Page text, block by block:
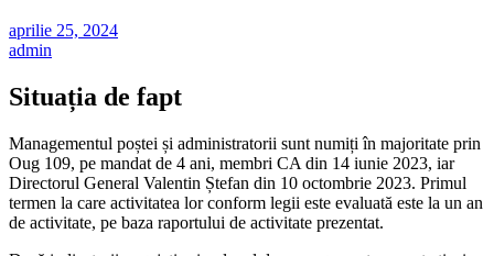
aprilie 25, 2024
admin
Situația de fapt
Managementul poștei și administratorii sunt numiți în majoritate prin
Oug 109, pe mandat de 4 ani, membri CA din 14 iunie 2023, iar
Directorul General Valentin Ștefan din 10 octombrie 2023. Primul
termen la care activitatea lor conform legii este evaluată este la un an
de activitate, pe baza raportului de activitate prezentat.